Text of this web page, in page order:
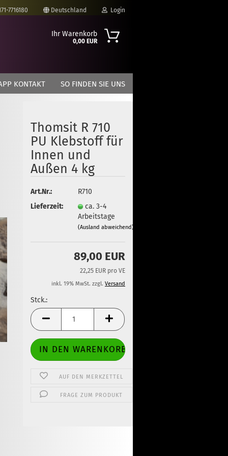
7716180 Deutschland Login
erstellen
vergessen?
Ihr Warenkorb
0,00 EUR
KONTAKT SO FINDEN SIE UNS
Thomsit R 710
PU Klebstoff für
Innen und
Außen 4 kg
Art.Nr.:
R710
Lieferzeit:
ca. 3-4
Arbeitstage
(Ausland abweichend)
89,00 EUR
22,25 EUR pro VE
inkl. 19% MwSt. zzgl. Versand
Stck.:
Stck.
AUF DEN MERKZETTEL
FRAGE ZUM PRODUKT